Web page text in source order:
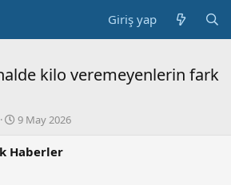
Giriş yap
kilo veremeyenlerin fark
B
ş
9 May 2026
Haberler